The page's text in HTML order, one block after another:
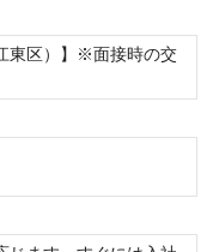
東区）】※面接時の交